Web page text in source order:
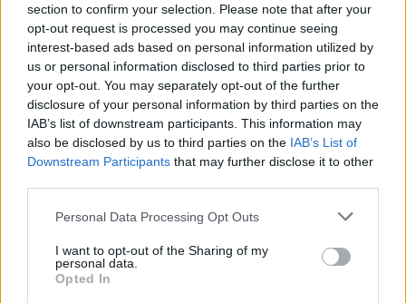
section to confirm your selection. Please note that after your
opt-out request is processed you may continue seeing
interest-based ads based on personal information utilized by
us or personal information disclosed to third parties prior to
your opt-out. You may separately opt-out of the further
disclosure of your personal information by third parties on the
IAB’s list of downstream participants. This information may
also be disclosed by us to third parties on the IAB’s List of
Downstream Participants that may further disclose it to other
Personal Data Processing Opt Outs
I want to opt-out of the Sharing of my
personal data.
Opted In
Pomezia, incubo nube tossica e
amianto. Finestre chiuse in 21
comuni dei Castelli romani
07/05/2017
CASTELLI ROMANI
Ariccia, esplode un'autocisterna
evacuate
30/04/2017
STUPRI E PESTAGGI: 5 ARRESTI